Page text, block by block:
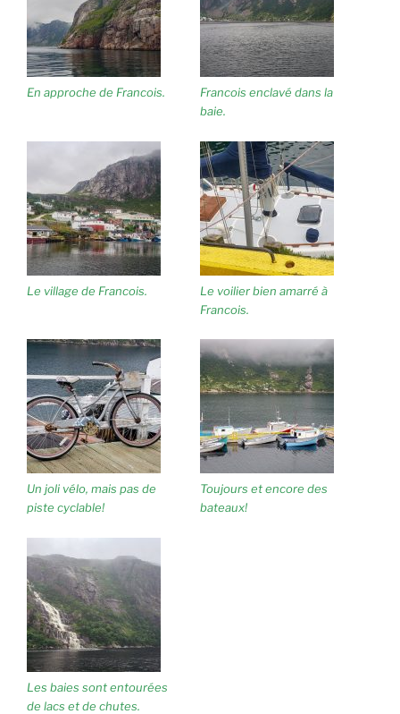
En approche de Francois.
Francois enclavé dans la
baie.
Le village de Francois.
Le voilier bien amarré à
Francois.
Un joli vélo, mais pas de
piste cyclable!
Toujours et encore des
bateaux!
Les baies sont entourées
de lacs et de chutes.